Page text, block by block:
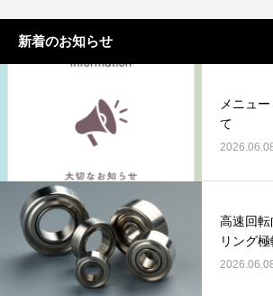
リールオーバーホール「マスタープログラ
ム」
2023.03.21
新着のお知らせ
メニュ
て
高速回
リング